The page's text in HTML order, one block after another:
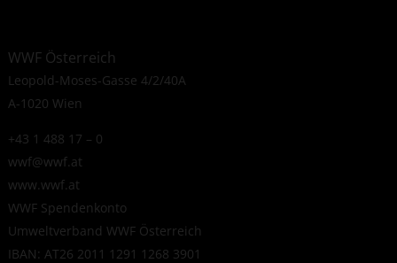
WWF Österreich
Leopold-Moses-Gasse 4/2/40A
A-1020 Wien
+43 1 488 17 – 0
wwf@wwf.at
www.wwf.at
WWF Spendenkonto
Umweltverband WWF Österreich
IBAN: AT26 2011 1291 1268 3901